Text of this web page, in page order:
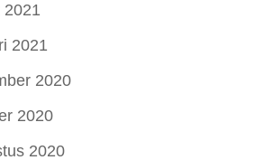
2021
2021
2020
2020
2020